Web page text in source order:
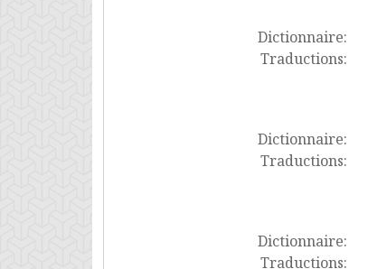
Dictionnaire:
Traductions:
Dictionnaire:
Traductions:
Dictionnaire:
Traductions: